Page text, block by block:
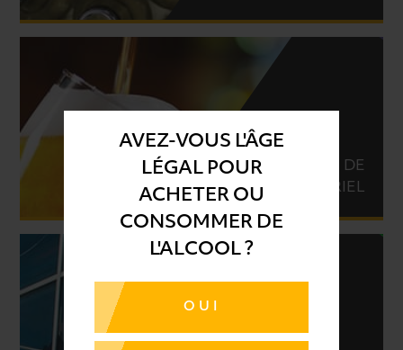
AVEZ-VOUS L'ÂGE
LÉGAL POUR
ACHETER OU
CONSOMMER DE
L'ALCOOL ?
OUI
LOCATION DE
MATÉRIEL